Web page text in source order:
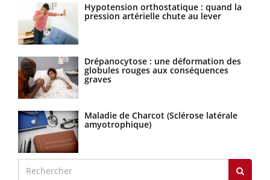
Hypotension orthostatique : quand la
pression artérielle chute au lever
Drépanocytose : une déformation des
globules rouges aux conséquences
graves
Maladie de Charcot (Sclérose latérale
amyotrophique)